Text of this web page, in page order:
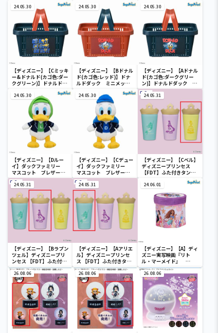
24.05.30
【ディズニー】【Cミッキ
ー&ドナルド(カゴ色:ダー
クグリーン)】ドナルドダ
ック ミニメッシュカゴ
24.05.30
【ディズニー】【Bドナル
ド(カゴ色:レッド)】ドナ
ルドダック ミニメッシ
24.05.30
【ディズニー】【Aドナル
ド(カゴ色:ダークグリー
ン)】ドナルドダック ミ
ニメッシュカゴ
24.05.30
【ディズニー】【Dルー
イ】ダックファミリー
マスコット ブレザーコ
スチューム
24.05.30
【ディズニー】【Cデュー
イ】ダックファミリー
マスコット ブレザーコ
スチューム
24.05.31
【ディズニー】【Cベル】
ディズニープリンセス
【FDT】ふた付きタンブ
24.05.31
【ディズニー】【Bラプン
ツェル】ディズニープリ
ンセス 【FDT】ふた付き
タンブラー
24.05.31
【ディズニー】【Aアリエ
ル】ディズニープリンセ
ス 【FDT】ふた付きタン
ブラー
24.06.01
【ディズニー】【A】ディ
ズニー実写映画『リト
ル・マーメイド』
[PtZ]折り畳みボックス
チェアー
26.08.06 26.08.06 26.08.06